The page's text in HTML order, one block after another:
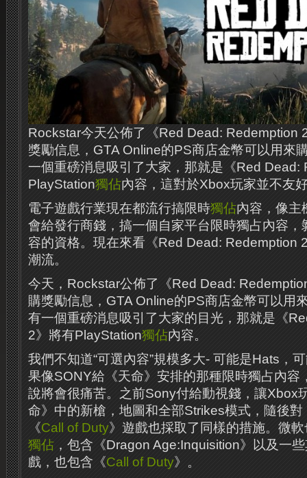
Rockstar今天公佈了《Red Dead: Redemption
獎勵信息，GTA Online的PS商店金幣可以用來
一個重磅消息吸引了大家，那就是《Red Dead:
PlayStation獨佔內容，這對於Xbox玩家並不友
電子遊戲行業現在都流行搞限時獨佔內容，像主
會給發行商錢，搞一個自家平台限時獨占內容，
容的資格。現在來看《Red Dead: Redemption
潮流。
今天，Rockstar公佈了《Red Dead:
購獎勵信息，GTA Online的PS商店金幣可以用
有一個重磅消息吸引了大家的目光，那就是《
2》將有PlayStation獨佔內容。
我們不知道“可選內容”規模多大- 可能是Hats，
果像SONY給《天命》安排的那種限時獨占內容
說將會很痛苦。之前Sony付給動視錢，讓Xbox
命》中的新槍，地圖和全部Strikes模式，隨後
《Call of Duty》遊戲也採取了同樣的措施。微
獨佔 ，包含《Dragon Age:Inquisition》以及一
戲，也包含《Call of Duty》。